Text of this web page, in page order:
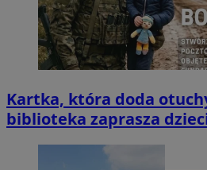
Kartka, która doda
biblioteka zaprasza